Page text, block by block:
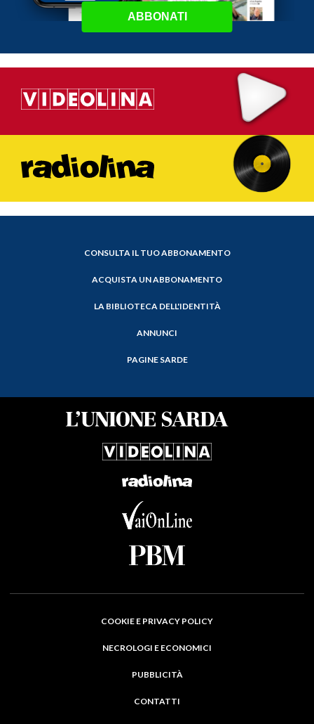
ABBONATI
CONSULTA IL TUO ABBONAMENTO
ACQUISTA UN ABBONAMENTO
LA BIBLIOTECA DELL'IDENTITÀ
ANNUNCI
PAGINE SARDE
COOKIE E PRIVACY POLICY
NECROLOGI E ECONOMICI
PUBBLICITÀ
CONTATTI